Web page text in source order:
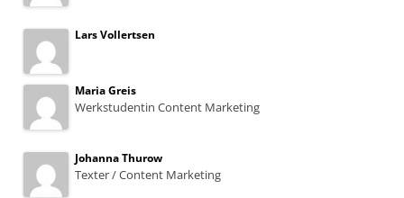
Lars Vollertsen
Maria Greis
Werkstudentin Content Marketing
Johanna Thurow
Texter / Content Marketing